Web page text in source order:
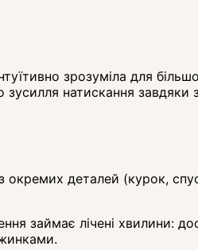
зрозуміла для
натискання завдяки
деталей (курок,
займає лічені хвилини: